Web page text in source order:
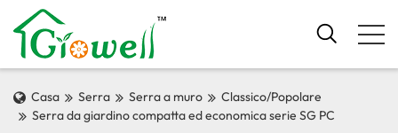
Casa Serra Serra a muro
Classico/Popolare
Serra da giardino compatta ed economica serie SG PC